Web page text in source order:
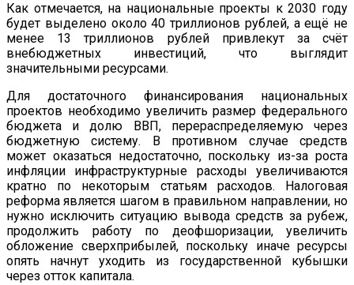
Как отмечается, на национальные проекты к 2030 году
будет выделено около 40 триллионов рублей, а ещё не
менее 13 триллионов рублей привлекут за счёт
внебюджетных инвестиций, что выглядит
значительными ресурсами.
Для достаточного финансирования национальных
проектов необходимо увеличить размер федерального
бюджета и долю ВВП, перераспределяемую через
бюджетную систему. В противном случае средств
может оказаться недостаточно, поскольку из-за роста
инфляции инфраструктурные расходы увеличиваются
кратно по некоторым статьям расходов. Налоговая
реформа является шагом в правильном направлении, но
нужно исключить ситуацию вывода средств за рубеж,
продолжить работу по деофшоризации, увеличить
обложение сверхприбылей, поскольку иначе ресурсы
опять начнут уходить из государственной кубышки
через отток капитала.